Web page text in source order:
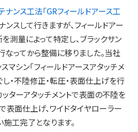
ナンス工法「GRフィールドアース工
スして行きますが、フィールドアー
測量によって特定し、ブラックサン
なってから整備に移りました。当社
マシン「フィールドアースアタッチメ
し・不陸修正・転圧・表面仕上げを行
ッターアタッチメントで表面の不陸を
表面仕上げ、ワイドタイヤローラー
工完了となります。